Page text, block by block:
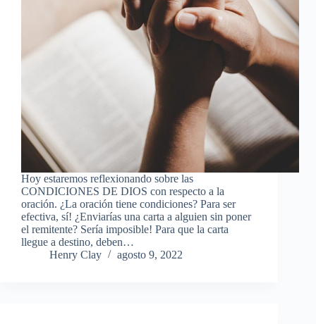
Hoy estaremos reflexionando sobre las
CONDICIONES DE DIOS con respecto a la
oración. ¿La oración tiene condiciones? Para ser
efectiva, sí! ¿Enviarías una carta a alguien sin poner
el remitente? Sería imposible! Para que la carta
llegue a destino, deben…
Henry Clay
agosto 9, 2022